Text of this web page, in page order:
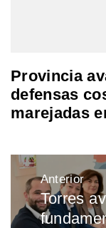
Provincia
defensas
marejadas
de
entradas
Anterior
Entrada
anterior:
Torres